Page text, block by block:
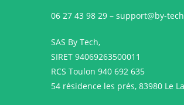
06 27 43 98 29 – support@by-
SAS By Tech,
SIRET 94069263500011
RCS Toulon 940 692 635
54 résidence les prés, 83980 Le